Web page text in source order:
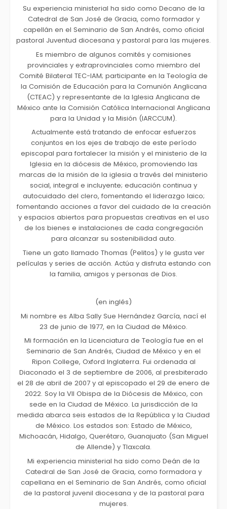
Su experiencia ministerial ha sido como Decano de la
Catedral de San José de Gracia, como formador y
capellán en el Seminario de San Andrés, como oficial
pastoral Juventud diocesana y pastoral para las mujeres.
Es miembro de algunos comités y comisiones
provinciales y extraprovinciales como miembro del
Comité Bilateral TEC-IAM; participante en la Teología de
la Comisión de Educación para la Comunión Anglicana
(CTEAC) y representante de la Iglesia Anglicana de
México ante la Comisión Católica Internacional Anglicana
para la Unidad y la Misión (IARCCUM).
Actualmente está tratando de enfocar esfuerzos
conjuntos en los ejes de trabajo de este período
episcopal para fortalecer la misión y el ministerio de la
Iglesia en la diócesis de México, promoviendo las
marcas de la misión de la iglesia a través del ministerio
social, integral e incluyente; educación continua y
autocuidado del clero, fomentando el liderazgo laico;
fomentando acciones a favor del cuidado de la creación
y espacios abiertos para propuestas creativas en el uso
de los bienes e instalaciones de cada congregación
para alcanzar su sostenibilidad auto.
Tiene un gato llamado Thomas (Pelitos) y le gusta ver
películas y series de acción. Actúa y disfruta estando con
la familia, amigos y personas de Dios.
(en inglés)
Mi nombre es Alba Sally Sue Hernández García, nací el
23 de junio de 1977, en la Ciudad de México.
Mi formación en la Licenciatura de Teología fue en el
Seminario de San Andrés, Ciudad de México y en el
Ripon College, Oxford Inglaterra. Fui ordenada al
Diaconado el 3 de septiembre de 2006, al presbiterado
el 28 de abril de 2007 y al episcopado el 29 de enero de
2022. Soy la VII Obispa de la Diócesis de México, con
sede en la Ciudad de México. La jurisdicción de la
medida abarca seis estados de la República y la Ciudad
de México. Los estados son: Estado de México,
Michoacán, Hidalgo, Querétaro, Guanajuato (San Miguel
de Allende) y Tlaxcala.
Mi experiencia ministerial ha sido como Deán de la
Catedral de San José de Gracia, como formadora y
capellana en el Seminario de San Andrés, como oficial
de la pastoral juvenil diocesana y de la pastoral para
mujeres.